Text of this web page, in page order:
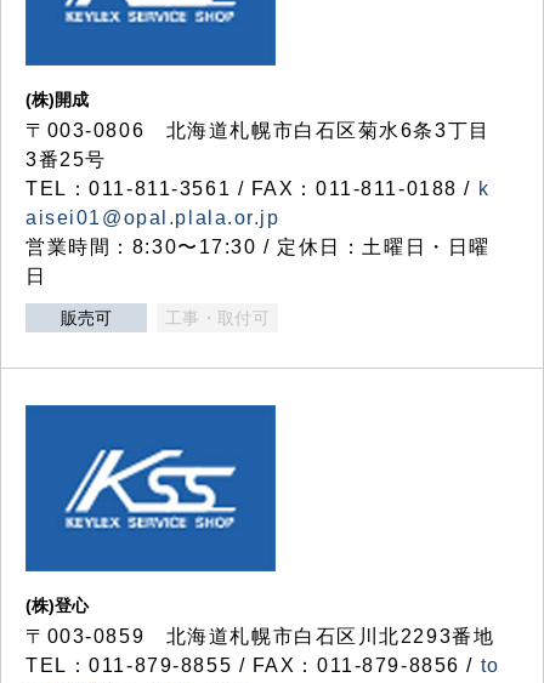
(株)開成
〒003-0806 北海道札幌市白石区菊水6条3丁目
3番25号
TEL：011-811-3561 / FAX：011-811-0188 / k
aisei01@opal.plala.or.jp
営業時間：8:30〜17:30 / 定休日：土曜日・日曜
日
販売可 工事・取付可
(株)登心
〒003-0859 北海道札幌市白石区川北2293番地
TEL：011-879-8855 / FAX：011-879-8856 / to